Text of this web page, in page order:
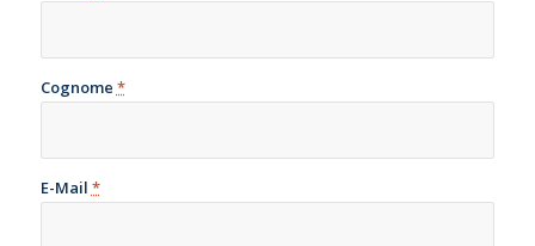
Cognome *
E-Mail *